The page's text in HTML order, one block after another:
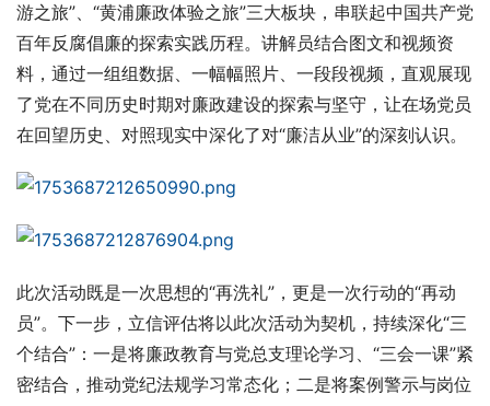
游之旅”、“黄浦廉政体验之旅”三大板块，串联起中国共产党
百年反腐倡廉的探索实践历程。讲解员结合图文和视频资
料，通过一组组数据、一幅幅照片、一段段视频，直观展现
了党在不同历史时期对廉政建设的探索与坚守，让在场党员
在回望历史、对照现实中深化了对“廉洁从业”的深刻认识。
此次活动既是一次思想的“再洗礼”，更是一次行动的“再动
员”。下一步，立信评估将以此次活动为契机，持续深化“三
个结合”：一是将廉政教育与党总支理论学习、“三会一课”紧
密结合，推动党纪法规学习常态化；二是将案例警示与岗位